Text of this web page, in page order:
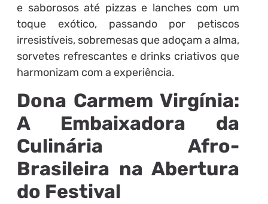
e saborosos até pizzas e lanches com um
toque exótico, passando por petiscos
irresistíveis, sobremesas que adoçam a alma,
sorvetes refrescantes e drinks criativos que
harmonizam com a experiência.
Dona Carmem Virgínia:
A Embaixadora da
Culinária Afro-
Brasileira na Abertura
do Festival